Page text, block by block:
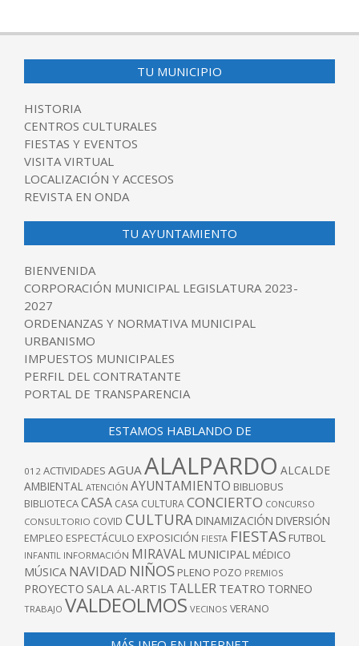
TU MUNICIPIO
HISTORIA
CENTROS CULTURALES
FIESTAS Y EVENTOS
VISITA VIRTUAL
LOCALIZACIÓN Y ACCESOS
REVISTA EN ONDA
TU AYUNTAMIENTO
BIENVENIDA
CORPORACIÓN MUNICIPAL LEGISLATURA 2023-
2027
ORDENANZAS Y NORMATIVA MUNICIPAL
URBANISMO
IMPUESTOS MUNICIPALES
PERFIL DEL CONTRATANTE
PORTAL DE TRANSPARENCIA
ESTAMOS HABLANDO DE
012 ACTIVIDADES AGUAALALPARDO ALCALDE
AMBIENTAL ATENCIÓN AYUNTAMIENTO BIBLIOBUS
BIBLIOTECACASA CASA CULTURACONCIERTO CONCURSO
CONSULTORIO COVID CULTURA DINAMIZACIÓN DIVERSIÓN
EMPLEO ESPECTÁCULO EXPOSICIÓN FIESTA FIESTAS FUTBOL
INFANTIL INFORMACIÓN MIRAVAL MUNICIPAL MÉDICO
MÚSICA NAVIDAD NIÑOS PLENO POZO PREMIOS
PROYECTO SALA AL-ARTIS TALLER TEATRO TORNEO
TRABAJO VALDEOLMOS VECINOS VERANO